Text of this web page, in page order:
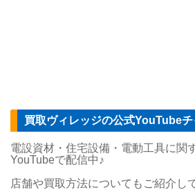
買取ヴィレッジの公式YouTubeチ
電設資材・住宅設備・電動工具に関
YouTubeで配信中♪
店舗や買取方法についてもご紹介し